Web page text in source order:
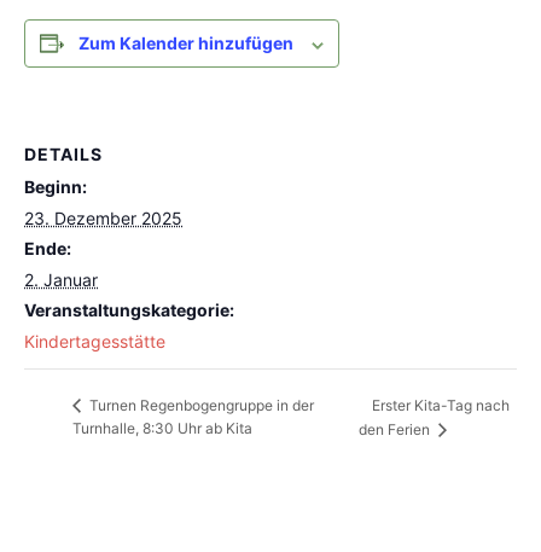
Zum Kalender hinzufügen
DETAILS
Beginn:
23. Dezember 2025
Ende:
2. Januar
Veranstaltungskategorie:
Kindertagesstätte
Turnen Regenbogengruppe in der
Turnhalle, 8:30 Uhr ab Kita
Erster Kita-Tag nach
den Ferien